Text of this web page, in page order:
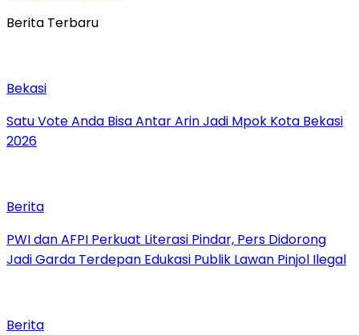
Berita Terbaru
Bekasi
Satu Vote Anda Bisa Antar Arin Jadi Mpok Kota Bekasi
2026
Berita
PWI dan AFPI Perkuat Literasi Pindar, Pers Didorong
Jadi Garda Terdepan Edukasi Publik Lawan Pinjol Ilegal
Berita